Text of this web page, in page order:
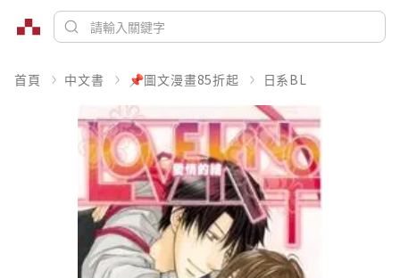
首頁 中文書 📌圖文漫畫85折起 日系BL